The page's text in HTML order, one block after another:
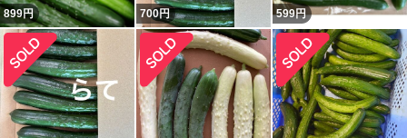
899円 700円 599円